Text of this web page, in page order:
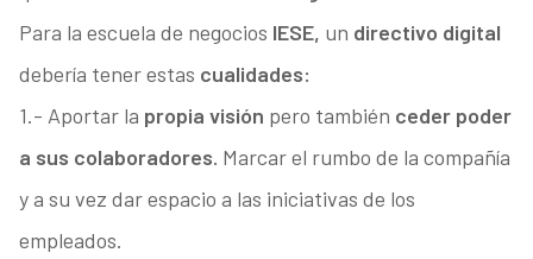
Para la escuela de negocios IESE, un directivo digital
debería tener estas cualidades:
1.- Aportar la propia visión pero también ceder poder
a sus colaboradores. Marcar el rumbo de la compañía
y a su vez dar espacio a las iniciativas de los
empleados.